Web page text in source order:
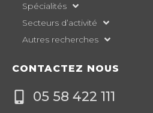
Spécialités
Secteurs d’activité
Autres recherches
CONTACTEZ NOUS
05 58 422 111